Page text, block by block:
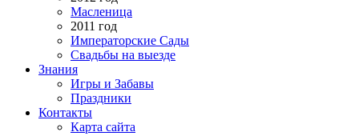
Масленица
2011 год
Императорские Сады
Свадьбы на выезде
Знания
Игры и Забавы
Праздники
Контакты
Карта сайта